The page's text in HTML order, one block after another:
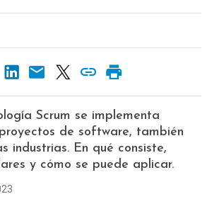
Scrum se implementa
de software, también
industrias. En qué consiste,
y cómo se puede aplicar.